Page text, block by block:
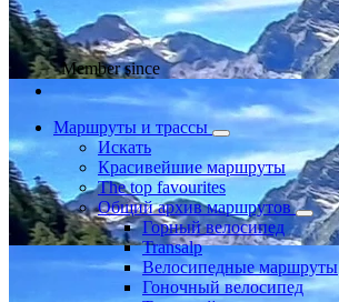
Member since
Маршруты и трассы
Искать
Красивейшие маршруты
The top favourites
Общий архив маршрутов
Горный велосипед
Transalp
Велосипедные маршруты
Гоночный велосипед